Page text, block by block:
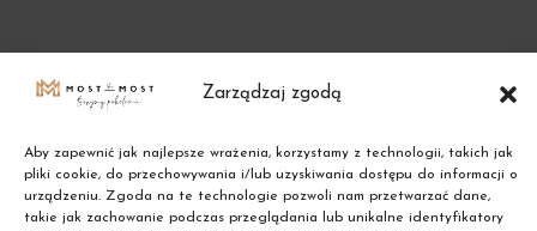
Zarządzaj zgodą
Aby zapewnić jak najlepsze wrażenia, korzystamy z technologii, takich jak
pliki cookie, do przechowywania i/lub uzyskiwania dostępu do informacji o
urządzeniu. Zgoda na te technologie pozwoli nam przetwarzać dane,
takie jak zachowanie podczas przeglądania lub unikalne identyfikatory